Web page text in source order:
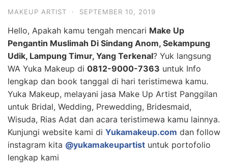
MAKEUP ARTIST · SEPTEMBER 10, 2019
Hello, Apakah kamu tengah mencari Make Up
Pengantin Muslimah Di Sindang Anom, Sekampung
Udik, Lampung Timur, Yang Terkenal? Yuk langsung
WA Yuka Makeup di 0812-9000-7363 untuk Info
lengkap dan book tanggal di hari teristimewa kamu.
Yuka Makeup, melayani jasa Make Up Artist Panggilan
untuk Bridal, Wedding, Prewedding, Bridesmaid,
Wisuda, Rias Adat dan acara teristimewa kamu lainnya.
Kunjungi website kami di Yukamakeup.com dan follow
instagram kita @yukamakeupartist untuk portofolio
lengkap kami